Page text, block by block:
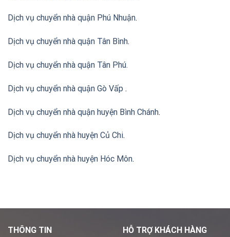
Dịch vụ chuyển nhà quận Phú Nhuận.
Dịch vụ chuyển nhà quận Tân Bình.
Dịch vụ chuyển nhà quận Tân Phú.
Dịch vụ chuyển nhà quận Gò Vấp .
Dịch vụ chuyển nhà quận huyện Bình Chánh.
Dịch vụ chuyển nhà huyện Củ Chi.
Dịch vụ chuyển nhà huyện Hóc Môn.
THÔNG TIN
HỖ TRỢ KHÁCH HÀNG